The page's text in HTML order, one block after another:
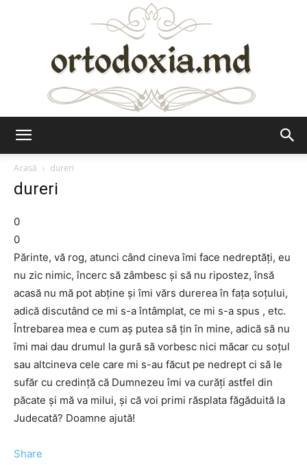
Acasă
dureri
dureri
0
0
Părinte, vă rog, atunci când cineva îmi face nedreptăţi, eu
nu zic nimic, încerc să zâmbesc şi să nu ripostez, însă
acasă nu mă pot abţine şi îmi vărs durerea în faţa soţului,
adică discutând ce mi s-a întâmplat, ce mi s-a spus , etc.
Întrebarea mea e cum aş putea să ţin în mine, adică să nu
îmi mai dau drumul la gură să vorbesc nici măcar cu soţul
sau altcineva cele care mi s-au făcut pe nedrept ci să le
sufăr cu credinţă că Dumnezeu îmi va curăţi astfel din
păcate şi mă va milui, şi că voi primi răsplata făgăduită la
Judecată? Doamne ajută!
Share